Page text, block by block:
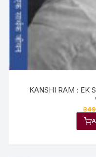
KANSHI RAM : EK